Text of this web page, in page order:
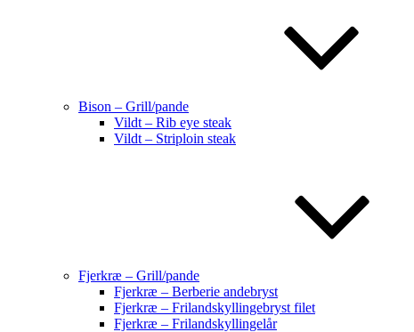
Bison – Grill/pande
Vildt – Rib eye steak
Vildt – Striploin steak
Fjerkræ – Grill/pande
Fjerkræ – Berberie andebryst
Fjerkræ – Frilandskyllingebryst filet
Fjerkræ – Frilandskyllingelår